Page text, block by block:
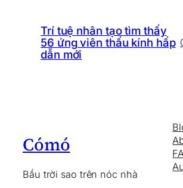
Trí tuệ nhân tạo tìm thấy
56 ứng viên thấu kính hấp
dẫn mới
Cómó
Bầu trời sao trên nóc nhà